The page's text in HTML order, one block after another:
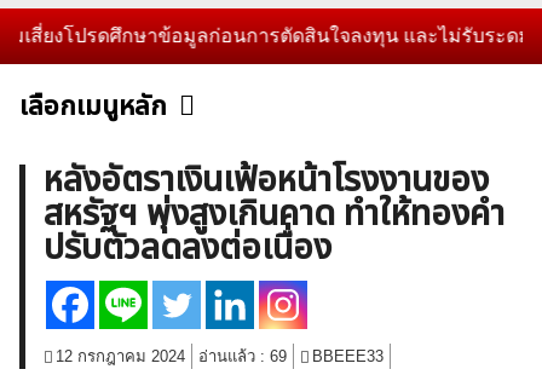
ค้นหา
สำหรับ:
โปรดศึกษาข้อมูลก่อนการตัดสินใจลงทุน และไม่รับระดมทุนใด
เลือกเมนูหลัก
ข่าวฟอเร็กซ์และสกุลเงิน คริปโตเคอร์เรนซี
ฟรีซิกแนล รายวัน
บทวิเคราะห์
เศรษฐกิจทั่วไป ดัชนี-หุ้น
พันธบัตร
สินค้าโภคภัณฑ์
โบรกเกอร์ FX
โปรโมชั่น Forex
กองทุน Forex
ฟรี EA
หลังอัตราเงินเฟ้อหน้าโรงงานของ
สหรัฐฯ พุ่งสูงเกินคาด ทำให้ทองคำ
ปรับตัวลดลงต่อเนื่อง
12 กรกฎาคม 2024 อ่านแล้ว : 69 BBEEE33